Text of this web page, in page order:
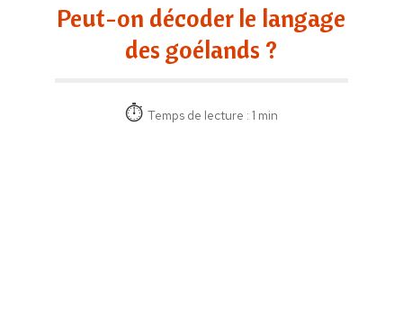
Peut-on décoder le langage
des goélands ?
Temps de lecture : 1 min